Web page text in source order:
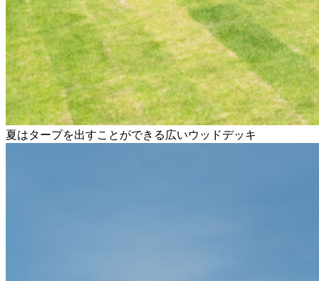
夏はタープを出すことができる広いウッドデッキ